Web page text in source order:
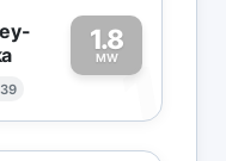
1.8
MW1